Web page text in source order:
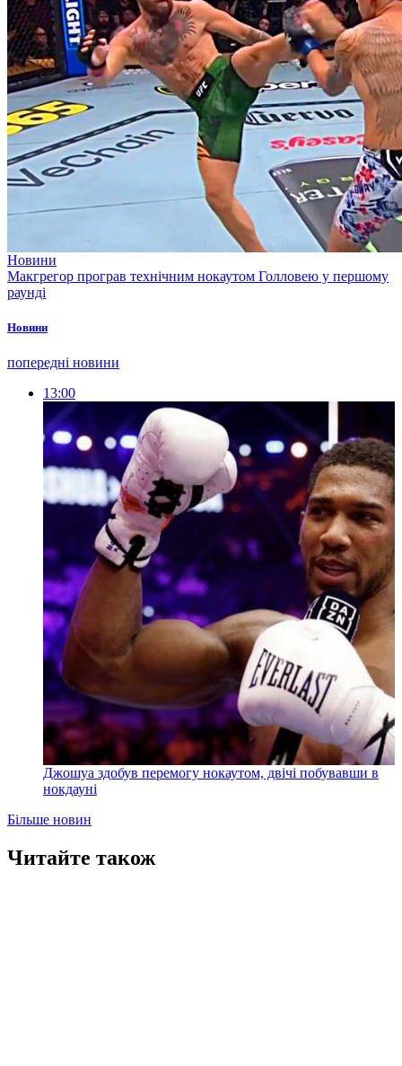
Новини
Макгрегор програв технічним нокаутом Голловею у першому
раунді
Новини
попередні новини
13:00
Джошуа здобув перемогу нокаутом, двічі побувавши в
нокдауні
Більше новин
Читайте також